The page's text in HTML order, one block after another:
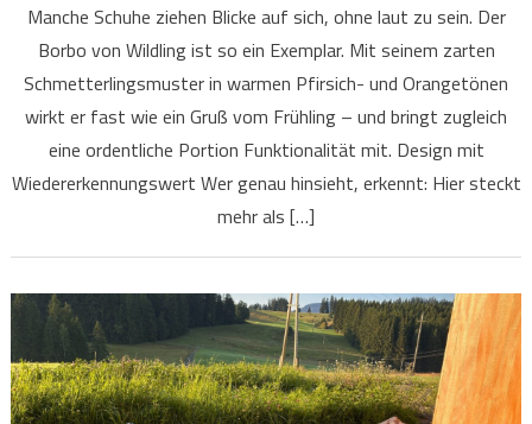
Manche Schuhe ziehen Blicke auf sich, ohne laut zu sein. Der
Borbo von Wildling ist so ein Exemplar. Mit seinem zarten
Schmetterlingsmuster in warmen Pfirsich- und Orangetönen
wirkt er fast wie ein Gruß vom Frühling – und bringt zugleich
eine ordentliche Portion Funktionalität mit. Design mit
Wiedererkennungswert Wer genau hinsieht, erkennt: Hier steckt
mehr als […]